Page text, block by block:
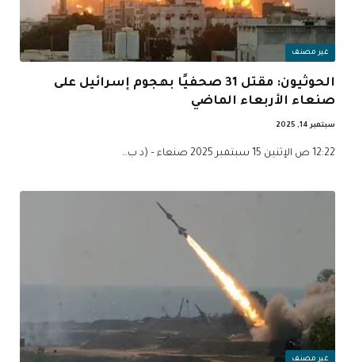
غير مصنف
الحوثيون: مقتل 31 صحفيًا بهجوم إسرائيل على
صنعاء الأربعاء الماضي
سبتمبر 14, 2025
12:22 ص الإثنين 15 سبتمبر 2025 صنعاء – (د ب…
غير مصنف